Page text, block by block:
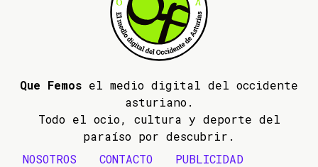
Que Femos el medio digital del occidente
asturiano.
Todo el ocio, cultura y deporte del
paraíso por descubrir.
NOSOTROS
CONTACTO PUBLICIDAD